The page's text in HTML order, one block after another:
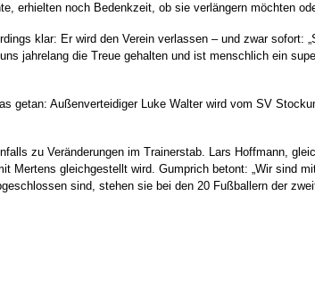
erhielten noch Bedenkzeit, ob sie verlängern möchten
klar: Er wird den Verein verlassen – und zwar sofort:
jahrelang die Treue gehalten und ist menschlich ein
getan: Außenverteidiger Luke Walter wird vom SV
zu Veränderungen im Trainerstab. Lars Hoffmann,
Mertens gleichgestellt wird. Gumprich betont: „Wir sind
sind, stehen sie bei den 20 Fußballern der